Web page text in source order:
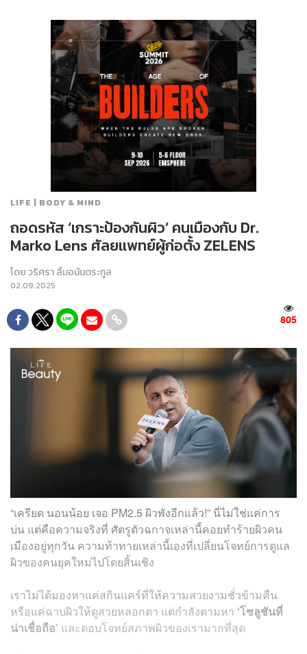
LIFE | BODY & MIND
ถอดรหัส ‘เกราะป้องกันผิว’ คนเมืองกับ Dr.
Marko Lens ศัลยแพทย์ผู้ก่อตั้ง ZELENS
โดยวริศรา ลิ้มอนันตระกูล
02.09.2025
805
“เครียด นอนน้อย เจอ PM2.5 ผิวพังอีกแล้ว!” นี่ไม่ใช่แค่การ
บ่น แต่คือความจริงที่ ศัตรูตัวฉกาจเหล่านี้คอยทำร้ายผิวคน
เมืองอยู่ทุกวัน ความท้าทายเหล่านี้เองที่เปลี่ยนโจทย์การดูแล
ผิวของคนยุคใหม่ไปโดยสิ้นเชิง
เราไม่ได้มองหาแค่สกินแคร์ที่ให้ความสวยงามชั่วข้ามคืน
หรือแค่ฉาบผิวให้ดูสวยหลอกตา แต่กำลังตามหา ‘โซลูชันที่
น่าเชื่อถือ’ และตอบโจทย์สภาพผิวของเรามากที่สุด